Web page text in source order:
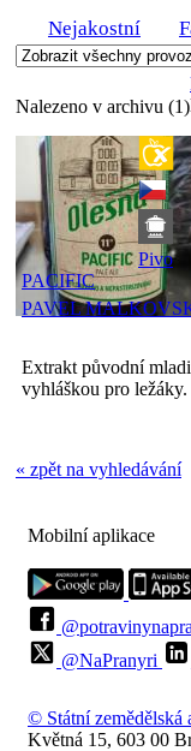
Nejakostní
Nalezeno v archivu (1)
Pivo
PACIFIC
PAVEL
Extrakt původní
vyhláškou pro ležáky.
« zpět na vyhledávání
Mobilní aplikace
@NaPranyri
© Státní zemědělská
Květná 15, 603 00